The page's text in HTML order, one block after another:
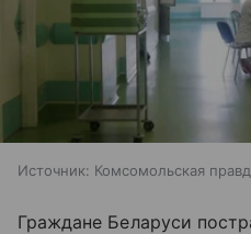
Источник: Комсомольская
Граждане Беларуси